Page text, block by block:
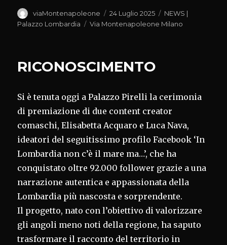
Autore
viaMontenapoleone
Pubblicato
il
24 Luglio 2025 Categorie
NEWS |
Palazzo Lombardia
Tag
Via Montenapoleone Milano
RICONOSCIMENTO
Si è tenuta oggi a Palazzo Pirelli la cerimonia
di premiazione di due content creator
comaschi, Elisabetta Acquaro e Luca Nava,
ideatori del seguitissimo profilo Facebook ‘In
Lombardia non c’è il mare ma…’, che ha
conquistato oltre 92.000 follower grazie a una
narrazione autentica e appassionata della
Lombardia più nascosta e sorprendente.
Il progetto, nato con l’obiettivo di valorizzare
gli angoli meno noti della regione, ha saputo
trasformare il racconto del territorio in